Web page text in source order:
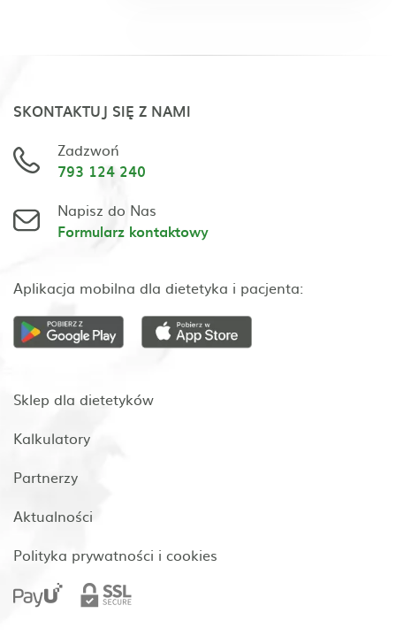
SKONTAKTUJ SIĘ Z NAMI
Zadzwoń
793 124 240
Napisz do Nas
Formularz kontaktowy
Aplikacja mobilna dla dietetyka i pacjenta:
Sklep dla dietetyków
Kalkulatory
Partnerzy
Aktualności
Polityka prywatności i cookies